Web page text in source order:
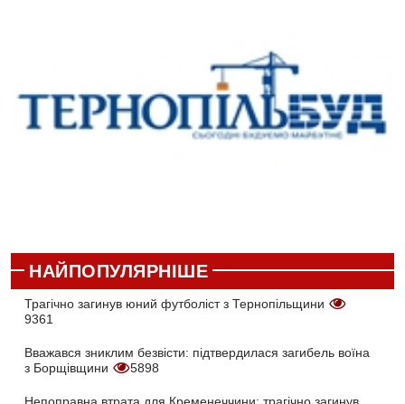
НАЙПОПУЛЯРНІШЕ
Трагічно загинув юний футболіст з Тернопільщини
9361
Вважався зниклим безвісти: підтвердилася загибель воїна
з Борщівщини
5898